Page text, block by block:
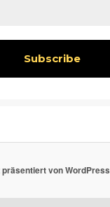
präsentiert von WordPress